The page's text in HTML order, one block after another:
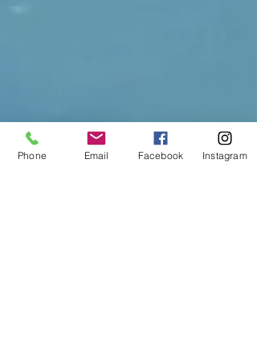
Phone Email Facebook Instagram